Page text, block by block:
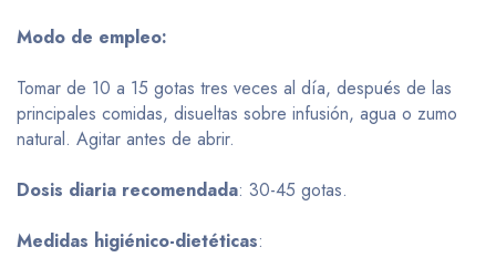
Modo de empleo:
Tomar de 10 a 15 gotas tres veces al día, después de las
principales comidas, disueltas sobre infusión, agua o zumo
natural. Agitar antes de abrir.
Dosis diaria recomendada: 30-45 gotas.
Medidas higiénico-dietéticas: